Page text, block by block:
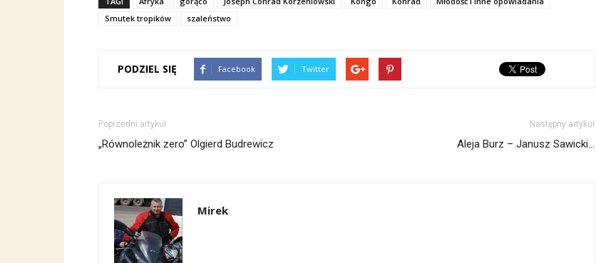
Smutek tropików
szaleństwo
PODZIEL SIĘ Facebook Twitter
Poprzedni artykuł
„Równoleżnik zero” Olgierd Budrewicz
Następny artykuł
Aleja Burz – Janusz Sawicki…
Mirek